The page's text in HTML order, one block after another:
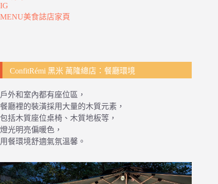
IG
MENU美食誌店家頁
ConfitRémi 黑米 萬隆總店：餐廳環境
戶外和室內都有座位區，
餐廳裡的裝潢採用大量的木質元素，
包括木質座位桌椅、木質地板等，
燈光明亮偏暖色，
用餐環境舒適氣氛溫馨。